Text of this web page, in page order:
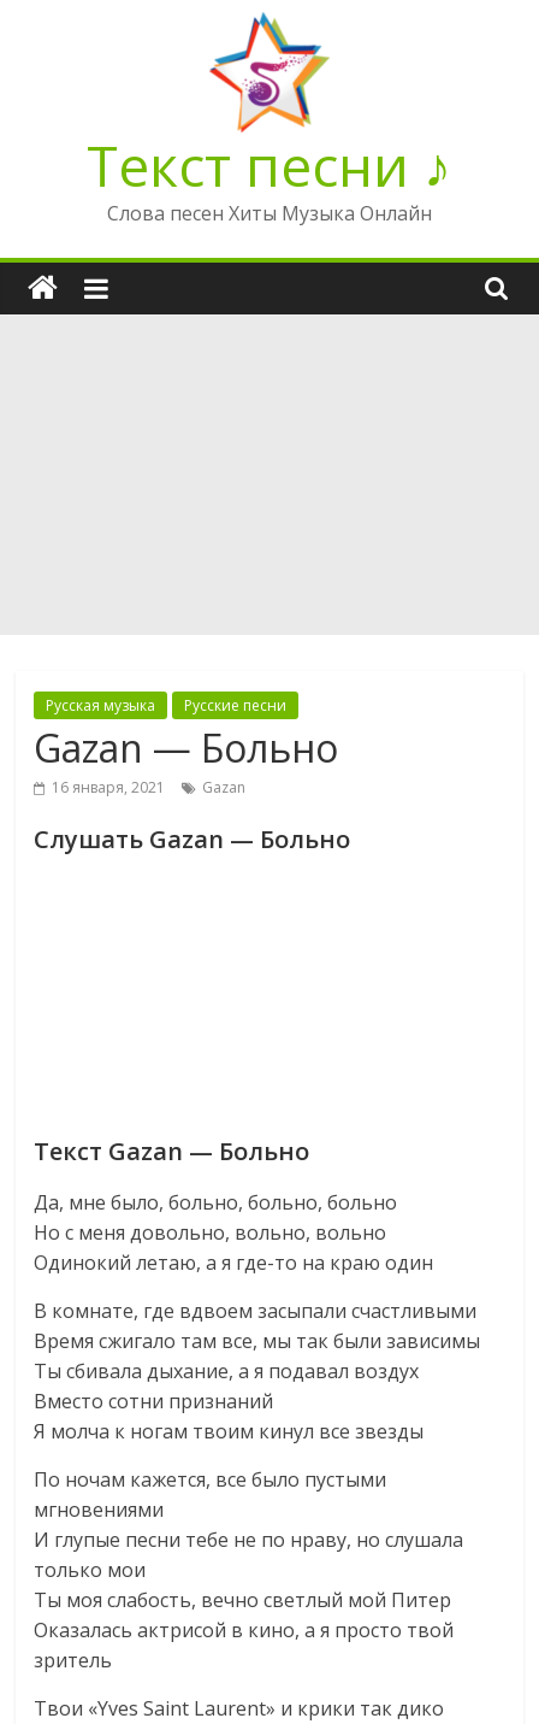
Текст песни ♪
Слова песен Хиты Музыка Онлайн
Русская музыка Русские песни
Gazan — Больно
16 января, 2021 Gazan
Слушать Gazan — Больно
Текст Gazan — Больно
Да, мне было, больно, больно, больно
Но с меня довольно, вольно, вольно
Одинокий летаю, а я где-то на краю один
В комнате, где вдвоем засыпали счастливыми
Время сжигало там все, мы так были зависимы
Ты сбивала дыхание, а я подавал воздух
Вместо сотни признаний
Я молча к ногам твоим кинул все звезды
По ночам кажется, все было пустыми
мгновениями
И глупые песни тебе не по нраву, но слушала
только мои
Ты моя слабость, вечно светлый мой Питер
Оказалась актрисой в кино, а я просто твой
зритель
Твои «Yves Saint Laurent» и крики так дико